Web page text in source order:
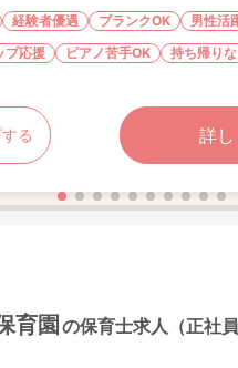
経験者優遇 ブランクOK 男性活
プ応援
ピアノ苦手OK 持ち帰り
る 詳し
育園 の保育士求人（正社員